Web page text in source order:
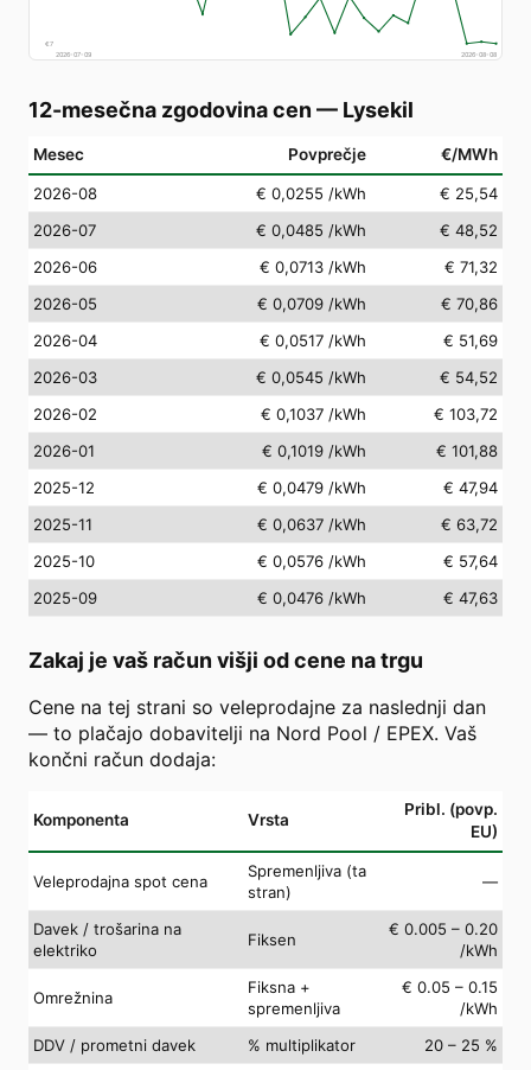
€7
2026-07-09
2026-08-08
12-mesečna zgodovina cen — Lysekil
Mesec Povprečje €/MWh
2026-08 € 0,0255 /kWh
€ 25,54
2026-07
€ 0,0485 /kWh
€ 48,52
2026-06
€ 0,0713 /kWh
€ 71,32
2026-05
€ 0,0709 /kWh
€ 70,86
2026-04
€ 0,0517 /kWh
€ 51,69
2026-03
€ 0,0545 /kWh
€ 54,52
2026-02
€ 0,1037 /kWh
€ 103,72
2026-01
€ 0,1019 /kWh
€ 101,88
2025-12
€ 0,0479 /kWh
€ 47,94
2025-11
€ 0,0637 /kWh
€ 63,72
2025-10
€ 0,0576 /kWh
€ 57,64
2025-09
€ 0,0476 /kWh € 47,63
Zakaj je vaš račun višji od cene na trgu
Cene na tej strani so veleprodajne za naslednji dan
— to plačajo dobavitelji na Nord Pool / EPEX. Vaš
končni račun dodaja:
Komponenta Vrsta
Pribl. (povp.
EU)
Veleprodajna spot cena
Spremenljiva (ta
stran)
—
Davek / trošarina na
elektriko
Fiksen
€ 0.005 – 0.20
/kWh
Omrežnina
Fiksna +
spremenljiva
€ 0.05 – 0.15
/kWh
DDV / prometni davek
% multiplikator
20 – 25 %